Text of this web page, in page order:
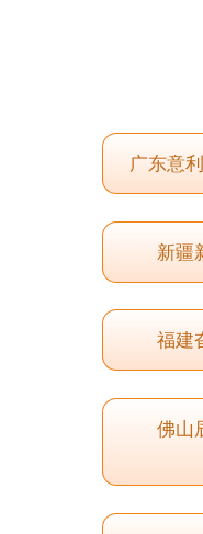
广东意
新疆
福建
佛山